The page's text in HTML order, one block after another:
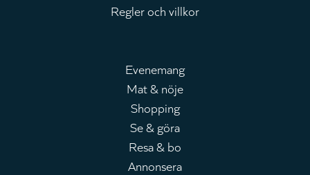
Regler och villkor
Huvudmeny
Evenemang
Mat & nöje
Shopping
Se & göra
Resa & bo
Annonsera